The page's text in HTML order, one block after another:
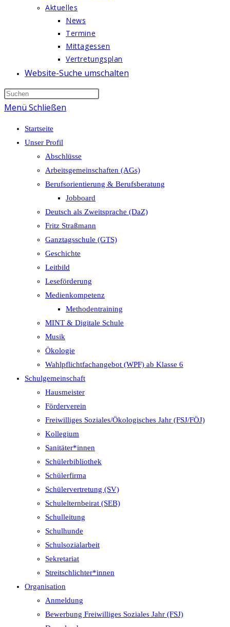
Aktuelles
News
Termine
Mittagessen
Vertretungsplan
Website-Suche umschalten
Menü Schließen
Startseite
Unser Profil
Abschlüsse
Arbeitsgemeinschaften (AGs)
Berufsorientierung & Berufsberatung
Jobboard
Deutsch als Zweitsprache (DaZ)
Fritz Straßmann
Ganztagsschule (GTS)
Geschichte
Leitbild
Leseförderung
Medienkompetenz
Methodentraining
MINT & Digitale Schule
Musik
Ökologie
Wahlpflichtfachangebot (WPF) ab Klasse 6
Schulgemeinschaft
Hausmeister
Förderverein
Freiwilliges Soziales/Ökologisches Jahr (FSJ/FÖJ)
Kollegium
Sanitäter*innen
Schülerbibliothek
Schülerfirma
Schülervertretung (SV)
Schulelternbeirat (SEB)
Schulleitung
Schulhunde
Schulsozialarbeit
Sekretariat
Streitschlichter*innen
Organisation
Anmeldung
Bewerbung Freiwilliges Soziales Jahr (FSJ)